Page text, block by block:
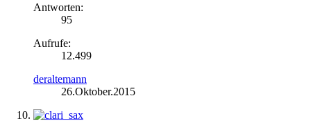
Antworten:
95
Aufrufe:
12.499
deraltemann
26.Oktober.2015